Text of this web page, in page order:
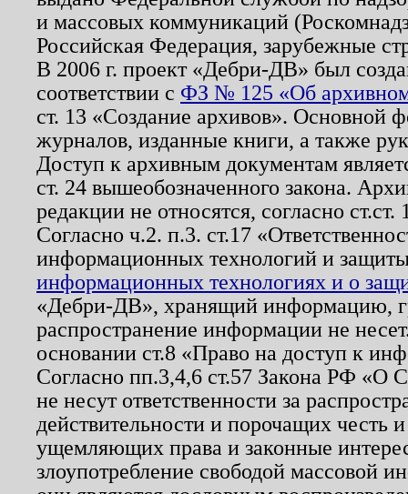
и массовых коммуникаций
Российская Федерация, зарубежные
В 2006 г. проект «Дебри-ДВ» был
соответствии с ФЗ № 125 «Об
ст. 13 «Создание архивов». Основной
журналов, изданные книги, а также
Доступ к архивным документам
ст. 24 вышеобозначенного закона.
редакции не относятся, согласно
Согласно ч.2. п.3. ст.17
информационных технологий и
информационных технологиях и о
«Дебри-ДВ», хранящий информацию,
распространение информации не
основании ст.8 «Право на доступ к
Согласно пп.3,4,6 ст.57 Закона РФ «О
не несут ответственности за
действительности и порочащих честь
ущемляющих права и законные
злоупотребление свободой массовой